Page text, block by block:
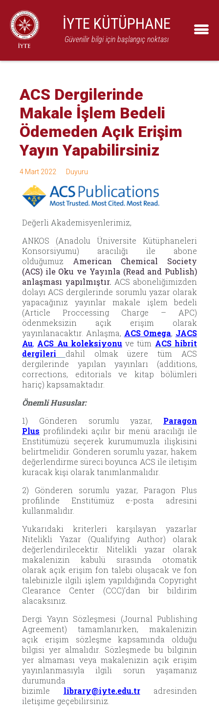
İYTE KÜTÜPHANE
Güvenilir bilgi için başlangıç noktası
ACS Dergilerinde
Makale İşlem Bedeli
Ödemeden Açık Erişim
Yayın Yapabilirsiniz
4 Mart 2022 Duyuru
Değerli Akademisyenlerimiz,
ANKOS (Anadolu Üniversite Kütüphaneleri
Konsorsiyumu) aracılığı ile abone
olduğumuz American Chemical Society
(ACS) ile Oku ve Yayınla (Read and Publish)
anlaşması yapılmıştır. ACS aboneliğimizden
dolayı ACS dergilerinde sorumlu yazar olarak
yapacağınız yayınlar makale işlem bedeli
(Article Proccessing Charge – APC)
ödenmeksizin açık erişim olarak
yayınlanacaktır. Anlaşma, ACS Omega, JACS
Au, ACS Au koleksiyonuve tüm ACS hibrit
dergileri dahil olmak üzere tüm ACS
dergilerinde yapılan yayınları (additions,
corrections, editorials ve kitap bölümleri
hariç) kapsamaktadır.
Önemli Hususlar:
1) Gönderen sorumlu yazar, Paragon
Plus profilindeki açılır bir menü aracılığı ile
Enstitümüzü seçerek kurumumuzla ilişkisini
belirtmelidir. Gönderen sorumlu yazar, hakem
değerlendirme süreci boyunca ACS ile iletişim
kuracak kişi olarak tanımlanmalıdır.
2) Gönderen sorumlu yazar, Paragon Plus
profilinde Enstitümüz e-posta adresini
kullanmalıdır.
Yukarıdaki kriterleri karşılayan yazarlar
Nitelikli Yazar (Qualifying Author) olarak
değerlendirilecektir. Nitelikli yazar olarak
makalenizin kabulü sırasında otomatik
olarak açık erişim fon talebi oluşacak ve fon
talebinizle ilgili işlem yapıldığında Copyright
Clearance Center (CCC)’dan bir bildirim
alacaksınız.
Dergi Yayın Sözleşmesi (Journal Publishing
Agreement) tamamlanırken, makalenizin
açık erişim sözleşme kapsamında olduğu
bilgisi yer almalıdır. Sözleşmede bu bilginin
yer almaması veya makalenizin açık erişim
yayınlanmasıyla ilgili sorun yaşamanız
durumunda
bizimle library@iyte.edu.tradresinden
iletişime geçebilirsiniz.